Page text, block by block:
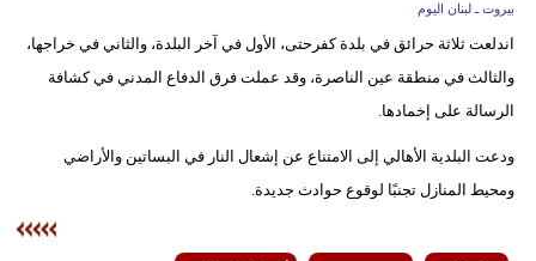
أزياء
بيروت ـ لبنان اليوم
اندلعت ثلاثة حرائق في بلدة كفرحتى، الأول في آخر البلدة، والثاني في خراجها،
والثالث في منطقة عين الناصرة، وقد عملت فرق الدفاع المدني في كشافة
الرسالة على إخمادها.
ودعت البلدية الأهالي إلى الامتناع عن إشعال النار في البساتين والأراضي
ومحيط المنازل تجنبًا لوقوع حوادث جديدة.